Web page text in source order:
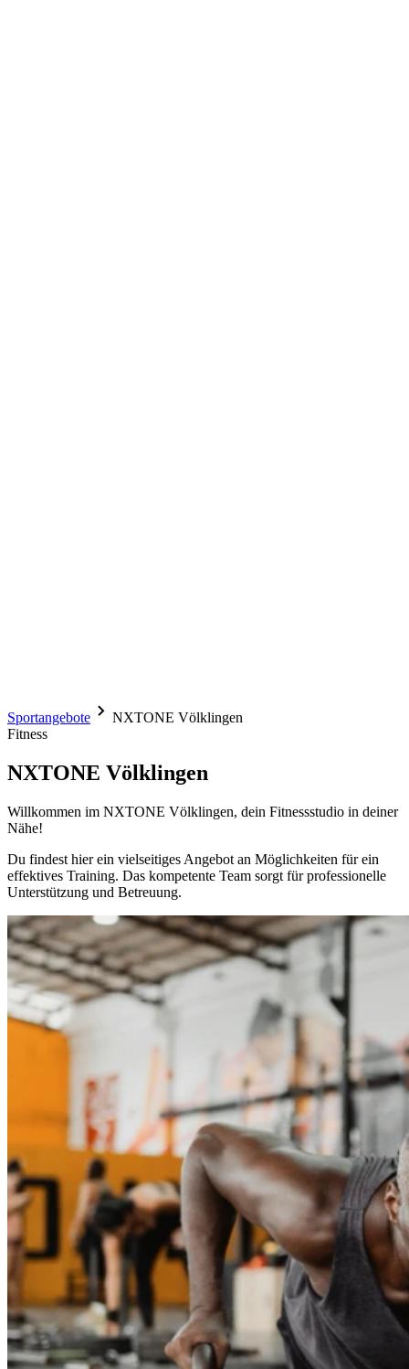
Sportangebote
NXTONE Völklingen
Fitness
NXTONE Völklingen
Willkommen im NXTONE Völklingen, dein Fitnessstudio in deiner
Nähe!
Du findest hier ein vielseitiges Angebot an Möglichkeiten für ein
effektives Training. Das kompetente Team sorgt für professionelle
Unterstützung und Betreuung.